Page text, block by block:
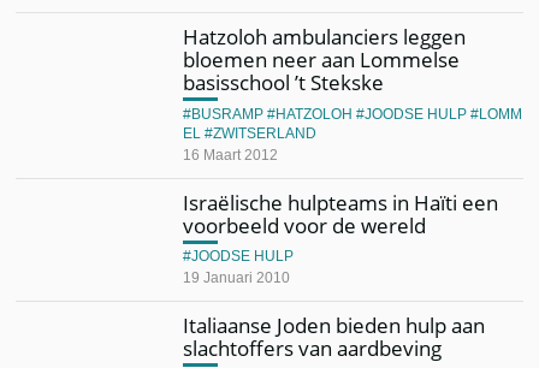
Hatzoloh ambulanciers leggen
bloemen neer aan Lommelse
basisschool ’t Stekske
16 Maart 2012
BUSRAMP HATZOLOH JOODSE HULP
LOMM
EL
ZWITSERLAND
Israëlische hulpteams in Haïti een
voorbeeld voor de wereld
19 Januari 2010
JOODSE HULP
Italiaanse Joden bieden hulp aan
slachtoffers van aardbeving